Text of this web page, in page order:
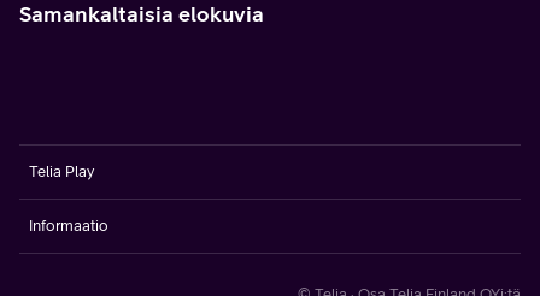
Samankaltaisia elokuvia
Telia Play
Informaatio